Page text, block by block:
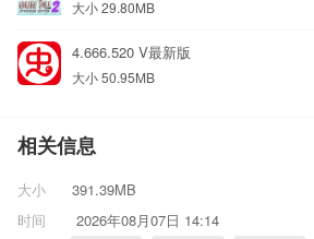
大小 29.80MB
4.666.520 V最新版
大小 50.95MB
相关信息
大小
391.39MB
时间
2026年08月07日 14:14